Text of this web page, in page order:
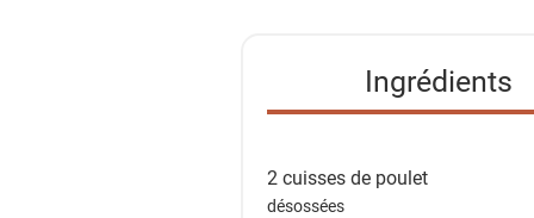
Ingrédients
2 cuisses de poulet
désossées